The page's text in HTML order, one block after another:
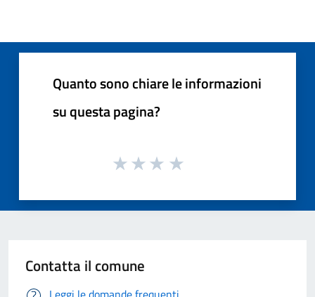
Quanto sono chiare le informazioni
su questa pagina?
Contatta il comune